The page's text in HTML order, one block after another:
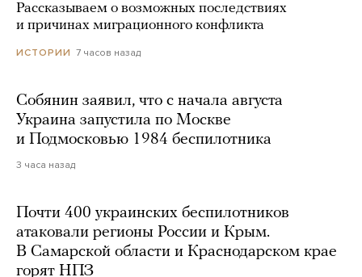
Рассказываем о возможных последствиях
и причинах миграционного конфликта
ИСТОРИИ 7 часов назад
Собянин заявил, что с начала августа
Украина запустила по Москве
и Подмосковью 1984 беспилотника
3 часа назад
Почти 400 украинских беспилотников
атаковали регионы России и Крым.
В Самарской области и Краснодарском крае
горят НПЗ